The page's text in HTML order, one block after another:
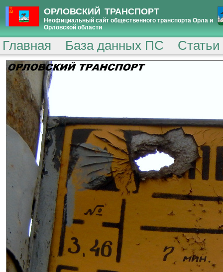
ОРЛОВСКИЙ ТРАНСПОРТ
Неофициальный сайт общественного транспорта Орла и
Орловской области
Главная База данных ПС